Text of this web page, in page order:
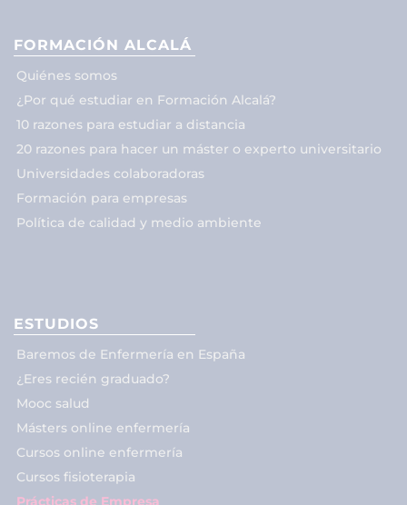
FORMACIÓN ALCALÁ
Quiénes somos
¿Por qué estudiar en Formación Alcalá?
10 razones para estudiar a distancia
20 razones para hacer un máster o experto universitario
Universidades colaboradoras
Formación para empresas
Política de calidad y medio ambiente
ESTUDIOS
Baremos de Enfermería en España
¿Eres recién graduado?
Mooc salud
Másters online enfermería
Cursos online enfermería
Cursos fisioterapia
Prácticas de Empresa